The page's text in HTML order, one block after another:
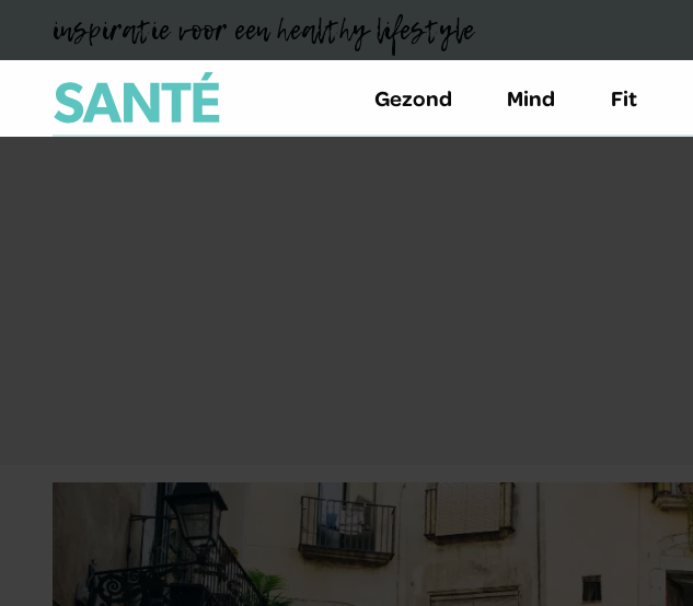
inspiratie voor een healthy lifestyle
Gezond Mind Fit